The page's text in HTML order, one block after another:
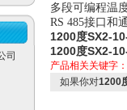
司
多段可编程
RS 485接
1200度SX2-
1200度SX2-
产品相关关键字：
如果你对1200